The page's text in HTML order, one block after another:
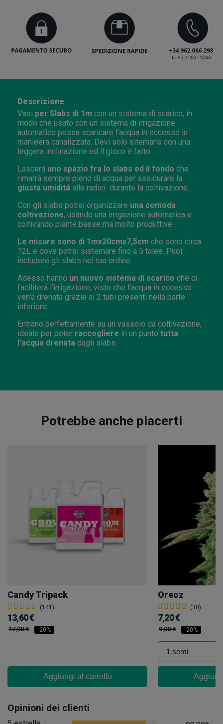
Descrizione
Vasi per Slabs di 1m con un sistema di scarico, in
modo che usato con un sistema di irrigazione
automatico possa scaricare l’acqua in eccesso in
manieera canalizzata. Devi solo sitemarla con una
leggera inclinazione ed il gioco é fatto.
Lascerá uno spazio fra lo slabs ed il fondo che
rimarrá sempre pieno di acqua per assicurare la
giusta umiditá alle radici durante la coltivazione.
Con gli slabs potrai organizzare una comoda
coltivazione, usando una irrigazione automatica e
coltivando piante basse ma molto produttive.
Le misure sono di 1mx20cmx7,5cm che sono circa
12L e dove potrai sistemare fino a 5 talee. Puoi
includere gli slabs nel tuo ordine.
Adesso hanno un nuovo sistema di scarico che ci
faciliterá l’irrigazione, visto che l’acqua in eccesso
verrá drenata grazie ai 2 tubi presenti nella parte
inferiore.
Entrano perfettamente su un vassoio da coltivazione,
ideale per poter raccogliere in un punto tutta
l’acqua drenata dagli slabs.
Potrebbe anche piacerti
Candy Tripack
(141)
13,60 €
17,00 € -20%
Aggiungi al carrello
Oreoz
(30)
7,20 €
9,00 € -20%
Opinioni dei clienti